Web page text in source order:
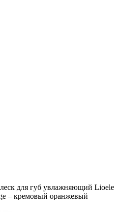
для губ увлажняющий Lioele
– кремовый оранжевый